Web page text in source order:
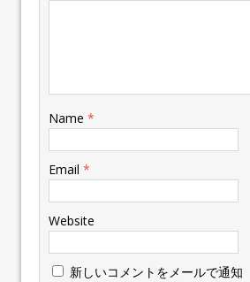
Name *
Email *
Website
新しいコメントをメールで通知